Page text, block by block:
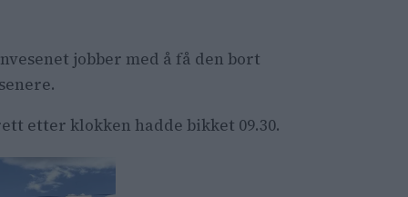
jobber med å få den bort
etter klokken hadde bikket 09.30.